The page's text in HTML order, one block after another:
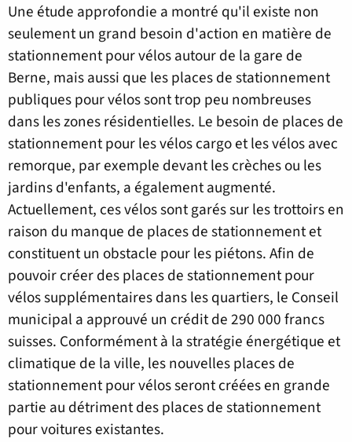
Une étude approfondie a montré qu'il existe non
seulement un grand besoin d'action en matière de
stationnement pour vélos autour de la gare de
Berne, mais aussi que les places de stationnement
publiques pour vélos sont trop peu nombreuses
dans les zones résidentielles. Le besoin de places de
stationnement pour les vélos cargo et les vélos avec
remorque, par exemple devant les crèches ou les
jardins d'enfants, a également augmenté.
Actuellement, ces vélos sont garés sur les trottoirs en
raison du manque de places de stationnement et
constituent un obstacle pour les piétons. Afin de
pouvoir créer des places de stationnement pour
vélos supplémentaires dans les quartiers, le Conseil
municipal a approuvé un crédit de 290 000 francs
suisses. Conformément à la stratégie énergétique et
climatique de la ville, les nouvelles places de
stationnement pour vélos seront créées en grande
partie au détriment des places de stationnement
pour voitures existantes.